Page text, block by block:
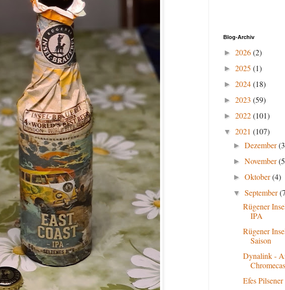
Blog-Archiv
► 2026(2)
► 2025 (1)
► 2024(18)
► 2023 (59)
► 2022(101)
▼ 2021 (107)
►Dezember
►November
►Oktober(4)
▼September
Rügener
IPA
Rügener
Saison
Dynalink -
Efes Pilsener